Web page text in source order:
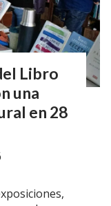
Libro
una
en 28